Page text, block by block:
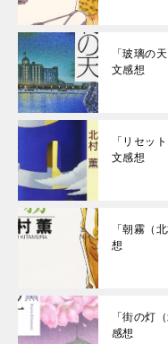
「玻璃の
文感想
「リセッ
文感想
「朝霧（
想
「街の灯
感想